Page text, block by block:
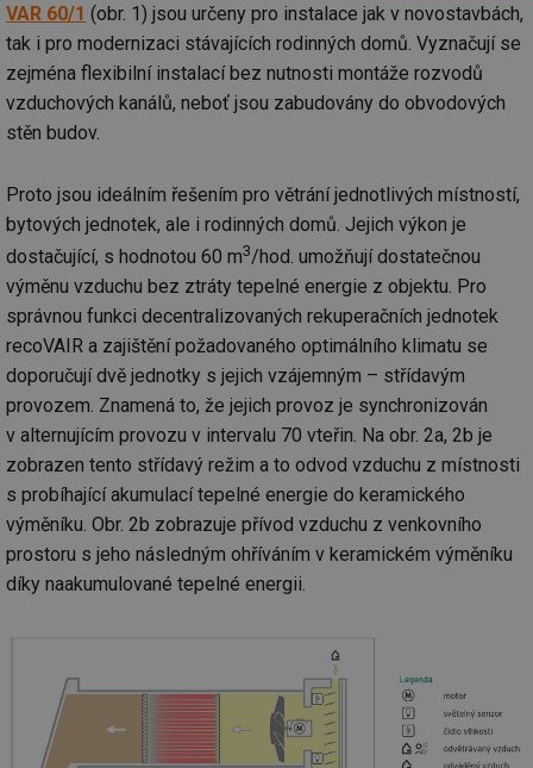
VAR 60/1 (obr. 1) jsou určeny pro instalace jak v novostavbách,
tak i pro modernizaci stávajících rodinných domů. Vyznačují se
zejména flexibilní instalací bez nutnosti montáže rozvodů
vzduchových kanálů, neboť jsou zabudovány do obvodových
stěn budov.
Proto jsou ideálním řešením pro větrání jednotlivých místností,
bytových jednotek, ale i rodinných domů. Jejich výkon je
dostačující, s hodnotou 60 m3/hod. umožňují dostatečnou
výměnu vzduchu bez ztráty tepelné energie z objektu. Pro
správnou funkci decentralizovaných rekuperačních jednotek
recoVAIR a zajištění požadovaného optimálního klimatu se
doporučují dvě jednotky s jejich vzájemným – střídavým
provozem. Znamená to, že jejich provoz je synchronizován
v alternujícím provozu v intervalu 70 vteřin. Na obr. 2a, 2b je
zobrazen tento střídavý režim a to odvod vzduchu z místnosti
s probíhající akumulací tepelné energie do keramického
výměníku. Obr. 2b zobrazuje přívod vzduchu z venkovního
prostoru s jeho následným ohříváním v keramickém výměníku
díky naakumulované tepelné energii.